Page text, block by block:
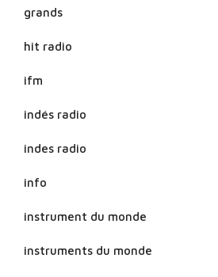
grands
hit radio
ifm
indés radio
indes radio
info
instrument du monde
instruments du monde